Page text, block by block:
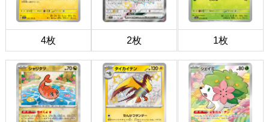
4枚 2枚 1枚